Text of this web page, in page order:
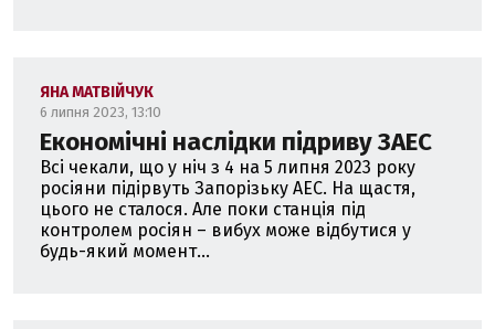
ЯНА МАТВІЙЧУК
6 липня 2023, 13:10
Економічні наслідки підриву ЗАЕС
Всі чекали, що у ніч з 4 на 5 липня 2023 року
росіяни підірвуть Запорізьку АЕС. На щастя,
цього не сталося. Але поки станція під
контролем росіян – вибух може відбутися у
будь-який момент...